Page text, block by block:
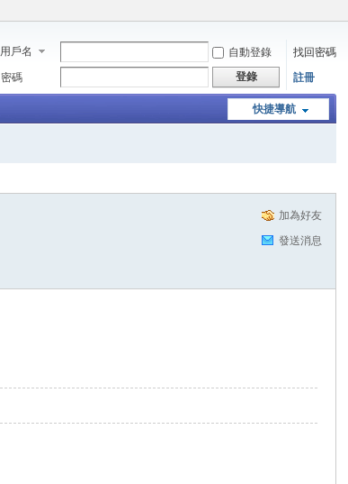
用戶名 自動登錄
找回密碼
密碼
登錄 註冊
快捷導航
加為好友
發送消息